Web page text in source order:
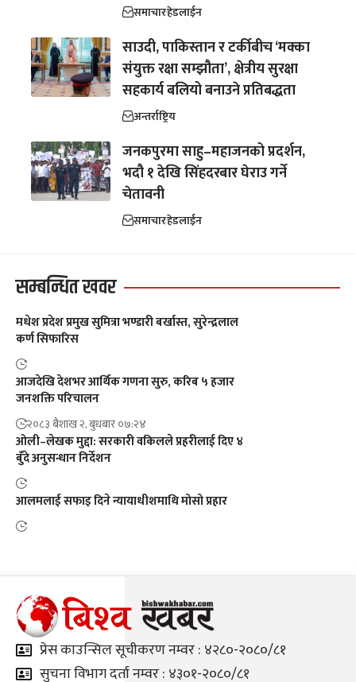
समाचारहेडलाईन
साउदी, पाकिस्तान र टर्कीबीच ‘मक्का
संयुक्त रक्षा सम्झौता’, क्षेत्रीय सुरक्षा
सहकार्य बलियो बनाउने प्रतिबद्धता
अन्तर्राष्ट्रिय
जनकपुरमा साहु–महाजनको प्रदर्शन,
भदौ १ देखि सिंहदरबार घेराउ गर्ने
चेतावनी
समाचारहेडलाईन
सम्बन्धित खवर
मधेश प्रदेश प्रमुख सुमित्रा भण्डारी बर्खास्त, सुरेन्द्रलाल
कर्ण सिफारिस
आजदेखि देशभर आर्थिक गणना सुरु, करिब ५ हजार
जनशक्ति परिचालन
२०८३ बैशाख २, बुधबार ०७:२४
ओली–लेखक मुद्दा: सरकारी वकिलले प्रहरीलाई दिए ४
बुँदे अनुसन्धान निर्देशन
आलमलाई सफाइ दिने न्यायाधीशमाथि मोसो प्रहार
प्रेस काउन्सिल सूचीकरण नम्वर : ४२८०-२०८०/८१
सुचना विभाग दर्ता नम्वर : ४३०१-२०८०/८१